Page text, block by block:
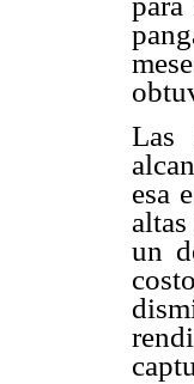
Las
esa
un